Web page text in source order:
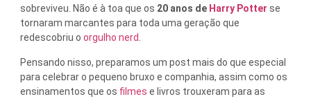
sobreviveu. Não é à toa que os 20 anos de Harry Potter se
tornaram marcantes para toda uma geração que
redescobriu o orgulho nerd.
Pensando nisso, preparamos um post mais do que especial
para celebrar o pequeno bruxo e companhia, assim como os
ensinamentos que os filmes e livros trouxeram para as